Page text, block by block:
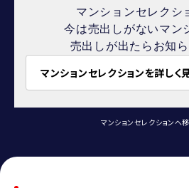
マンションセレクシ
今は売出しがないマン
売出しが出たらお知ら
マンションセレクションを詳しく
マンションセレクションへ